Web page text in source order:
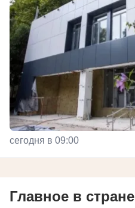
сегодня в 09:00
Главное в стране